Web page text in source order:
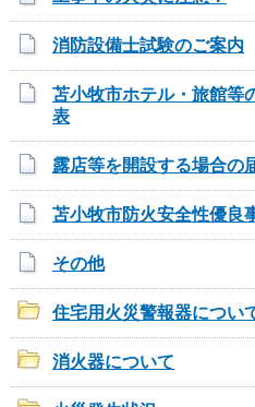
消防設備士試験のご案内
苫小牧市ホテル・旅館等
表
露店等を開設する場合の
苫小牧市防火安全性優良
その他
住宅用火災警報器につい
消火器について